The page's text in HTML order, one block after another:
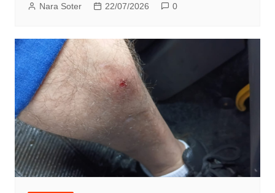
Nara Soter 22/07/2026 0